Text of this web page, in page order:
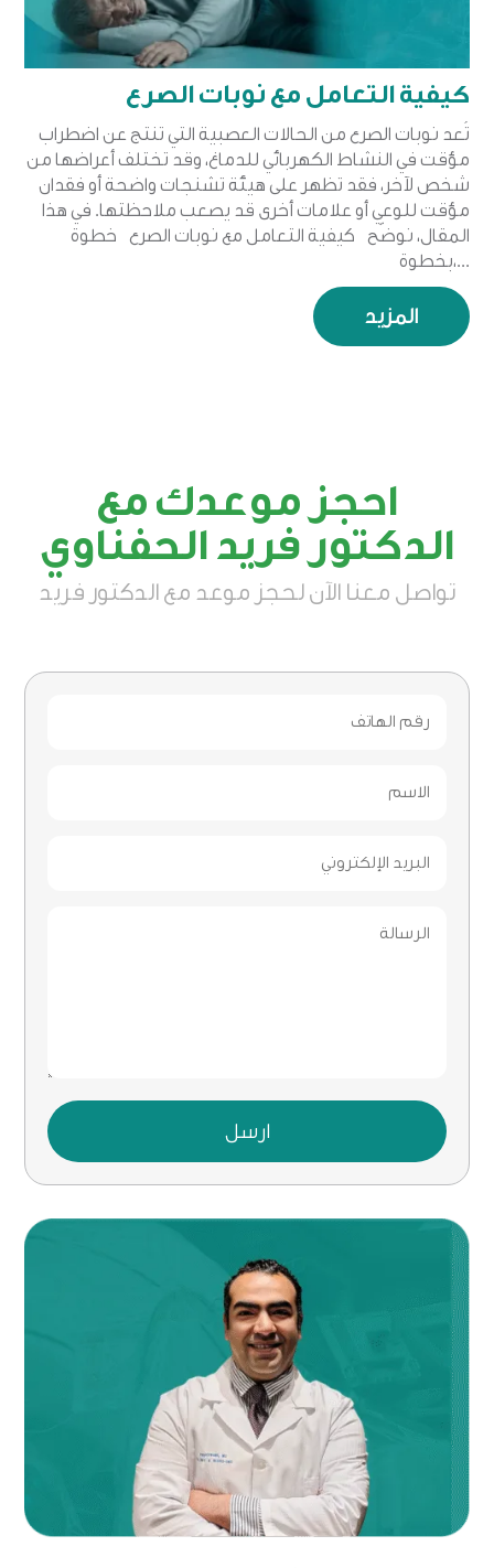
كيفية التعامل مع نوبات الصرع
تُعد نوبات الصرع من الحالات العصبية التي تنتج عن اضطراب
مؤقت في النشاط الكهربائي للدماغ، وقد تختلف أعراضها من
شخص لآخر، فقد تظهر على هيئة تشنجات واضحة أو فقدان
مؤقت للوعي أو علامات أخرى قد يصعب ملاحظتها. في هذا
المقال، نوضّح كيفية التعامل مع نوبات الصرع خطوة
بخطوة،...
المزيد
احجز موعدك مع
الدكتور فريد الحفناوي
تواصل معنا الآن لحجز موعد مع الدكتور فريد